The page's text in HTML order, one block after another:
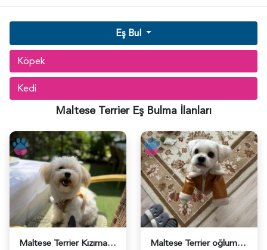
Eş Bul
Köpek
Kedi
Maltese Terrier Eş Bulma İlanları
Maltese Terrier Kızıma uygun eş arıyoruz - 118984678 Maltese Terrier oğlumuza eş arıyoruz. - 118984579